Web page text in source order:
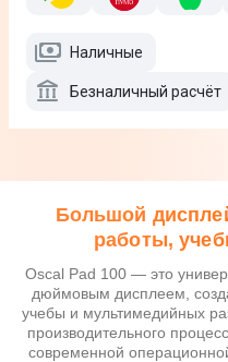
Наличные
Безналичный расчёт
Большой
работы,
Oscal Pad 100 — это
дюймовым дисплеем,
учебы и мультимедийных
производительного
современной